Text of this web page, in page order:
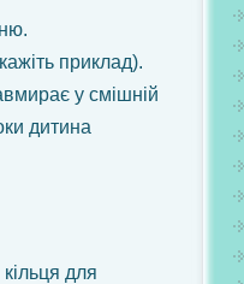
приклад).
у смішній
дитина
для